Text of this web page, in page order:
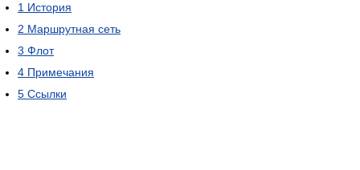
1 История
2 Маршрутная сеть
3 Флот
4 Примечания
5 Ссылки